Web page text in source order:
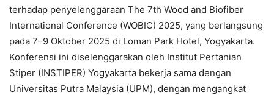
terhadap penyelenggaraan The 7th Wood and Biofiber
International Conference (WOBIC) 2025, yang berlangsung
pada 7–9 Oktober 2025 di Loman Park Hotel, Yogyakarta.
Konferensi ini diselenggarakan oleh Institut Pertanian
Stiper (INSTIPER) Yogyakarta bekerja sama dengan
Universitas Putra Malaysia (UPM), dengan mengangkat